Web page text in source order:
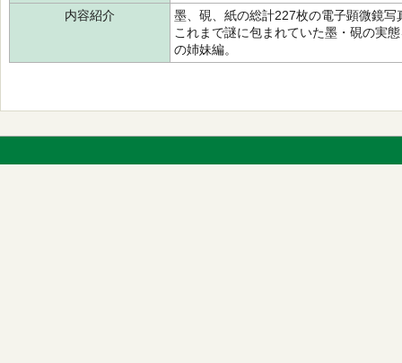
内容紹介
墨、硯、紙の総計227枚の電子顕微鏡
これまで謎に包まれていた墨・硯の実
の姉妹編。